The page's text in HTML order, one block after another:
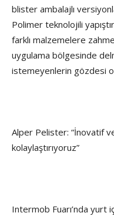
blister ambalajlı
Polimer teknolojili
farklı malzemelere
uygulama bölgesinde
istemeyenlerin gözdesi
Alper Pelister: “İnovatif
kolaylaştırıyoruz”
Intermob Fuarı’nda yurt